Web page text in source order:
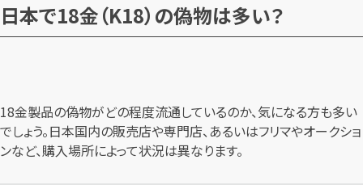
日本で18金（K18）の偽物は多い？
18金製品の偽物がどの程度流通しているのか、気になる方も多い
でしょう。日本国内の販売店や専門店、あるいはフリマやオークショ
ンなど、購入場所によって状況は異なります。